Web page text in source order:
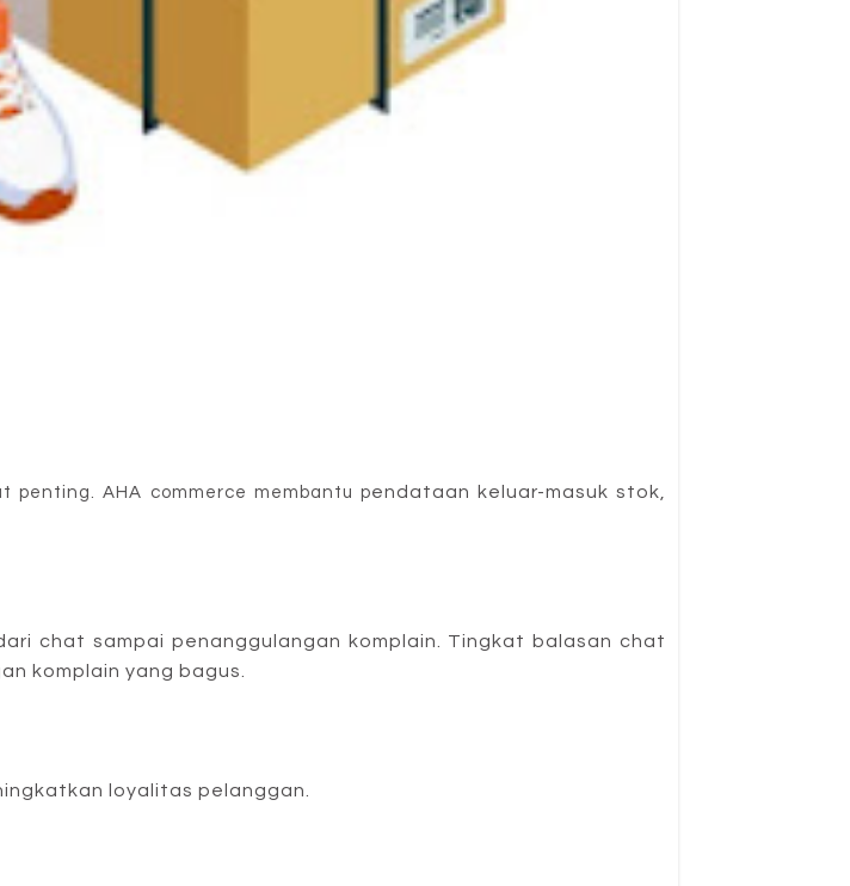
penting. AHA commerce membantu pendataan
keluar-masuk stok,
chat sampai penanggulangan komplain. Tingkat balasan chat
komplain yang bagus.
loyalitas pelanggan.